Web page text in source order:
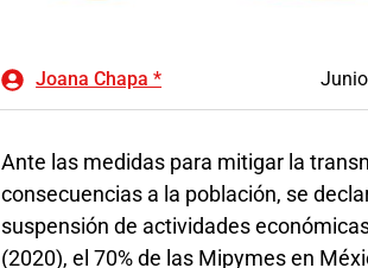
Joana Chapa *
Ante las medidas para mitigar la
consecuencias a la población, se
suspensión de actividades
(2020), el 70% de las Mipymes en